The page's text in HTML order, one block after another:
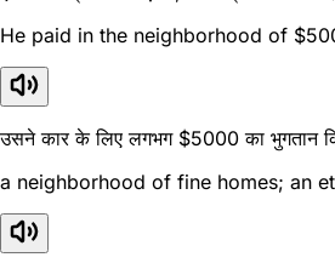
He paid in the neighborhood of
उसने कार के लिए लगभग $5000 का भुगतान
a neighborhood of fine homes; an